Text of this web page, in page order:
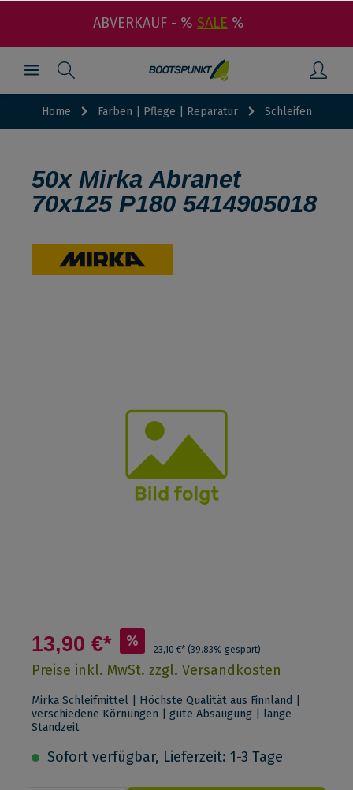
ABVERKAUF - % SALE %
Home Farben | Pflege | Reparatur Schleifen
50x Mirka Abranet
70x125 P180 5414905018
13,90 €* % 23,10 €* (39.83% gespart)
Preise inkl. MwSt. zzgl. Versandkosten
Mirka Schleifmittel | Höchste Qualität aus Finnland |
verschiedene Körnungen | gute Absaugung | lange
Standzeit
Sofort verfügbar, Lieferzeit: 1-3 Tage